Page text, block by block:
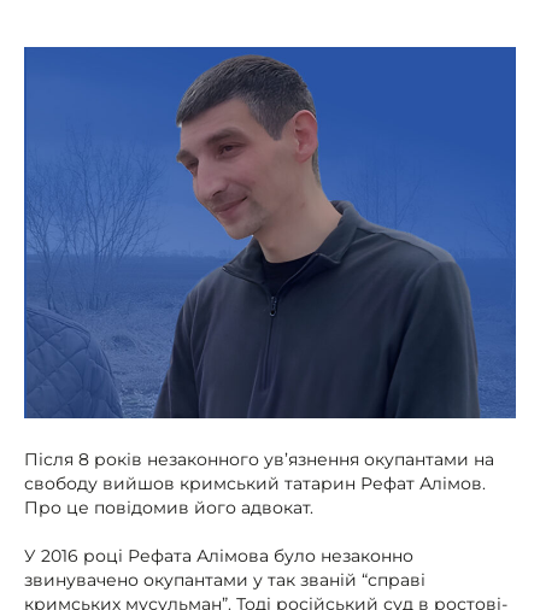
Після 8 років незаконного ув’язнення окупантами на
свободу вийшов кримський татарин Рефат Алімов.
Про це повідомив його адвокат.
У 2016 році Рефата Алімова було незаконно
звинувачено окупантами у так званій “справі
кримських мусульман”. Тоді російський суд в ростові-